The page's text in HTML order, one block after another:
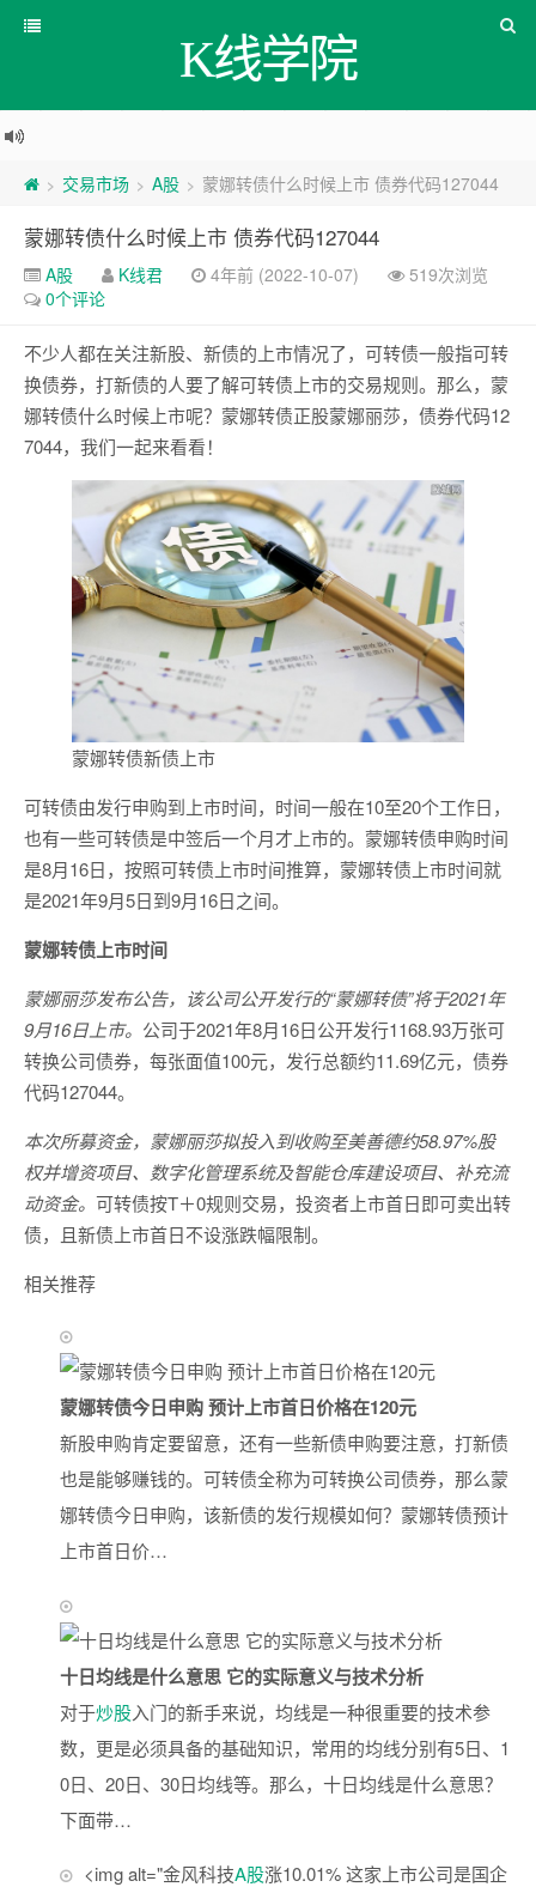
K线学院
> 交易市场 > A股 > 蒙娜转债什么时候上市 债券代码127044
蒙娜转债什么时候上市 债券代码127044
A股 K线君 4年前 (2022-10-07)
519次浏览
0个评论
不少人都在关注新股、新债的上市情况了，可转债一般指可转
换债券，打新债的人要了解可转债上市的交易规则。那么，蒙
娜转债什么时候上市呢？蒙娜转债正股蒙娜丽莎，债券代码12
7044，我们一起来看看！
蒙娜转债新债上市
可转债由发行申购到上市时间，时间一般在10至20个工作日，
也有一些可转债是中签后一个月才上市的。蒙娜转债申购时间
是8月16日，按照可转债上市时间推算，蒙娜转债上市时间就
是2021年9月5日到9月16日之间。
蒙娜转债上市时间
蒙娜丽莎发布公告，该公司公开发行的“蒙娜转债”将于2021年
9月16日上市。 公司于2021年8月16日公开发行1168.93万张可
转换公司债券，每张面值100元，发行总额约11.69亿元，债券
代码127044。
本次所募资金，蒙娜丽莎拟投入到收购至美善德约58.97%股
权并增资项目、数字化管理系统及智能仓库建设项目、补充流
动资金。 可转债按T＋0规则交易，投资者上市首日即可卖出转
债，且新债上市首日不设涨跌幅限制。
相关推荐
蒙娜转债今日申购 预计上市首日价格在120元
新股申购肯定要留意，还有一些新债申购要注意，打新债
也是能够赚钱的。可转债全称为可转换公司债券，那么蒙
娜转债今日申购，该新债的发行规模如何？蒙娜转债预计
上市首日价…
十日均线是什么意思 它的实际意义与技术分析
对于炒股入门的新手来说，均线是一种很重要的技术参
数，更是必须具备的基础知识，常用的均线分别有5日、1
0日、20日、30日均线等。那么，十日均线是什么意思？
下面带…
<img alt="金风科技A股涨10.01% 这家上市公司是国企